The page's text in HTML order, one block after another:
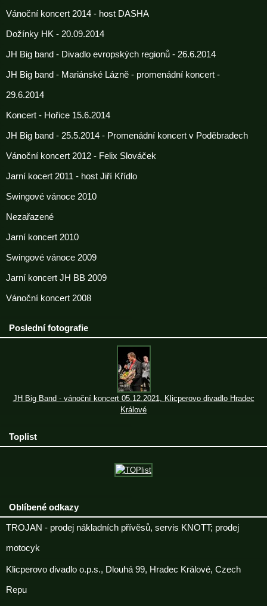
Vánoční koncert 2014 - host DASHA
Dožínky HK - 20.09.2014
JH Big band - Divadlo evropských regionů - 26.6.2014
JH Big band - Mariánské Lázně - promenádní koncert -
29.6.2014
Koncert - Hořice 15.6.2014
JH Big band - 25.5.2014 - Promenádní koncert v Poděbradech
Vánoční koncert 2012 - Felix Slováček
Jarní kocert 2011 - host Jiří Křídlo
Swingové vánoce 2010
Nezařazené
Jarní koncert 2010
Swingové vánoce 2009
Jarní koncert JH BB 2009
Vánoční koncert 2008
Poslední fotografie
JH Big Band - vánoční koncert 05.12.2021, Klicperovo divadlo Hradec
Králové
Toplist
Oblíbené odkazy
TROJAN - prodej nákladních přívěsů, servis KNOTT; prodej
motocyk
Klicperovo divadlo o.p.s., Dlouhá 99, Hradec Králové, Czech
Repu